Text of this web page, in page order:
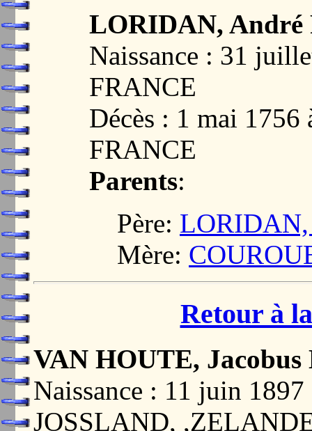
LORIDAN, André
Naissance : 31
FRANCE
Décès : 1 mai
FRANCE
Parents:
Père: LORIDAN,
Mère:
Retour à
VAN HOUTE, Jacobus
Naissance : 11 juin
JOSSLAND,